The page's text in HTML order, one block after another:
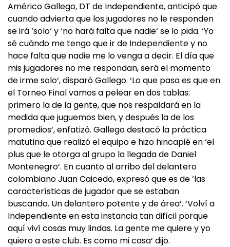
Américo Gallego, DT de Independiente, anticipó que
cuando advierta que los jugadores no le responden
se irá ‘solo‘ y ‘no hará falta que nadie‘ se lo pida. ‘Yo
sé cuándo me tengo que ir de Independiente y no
hace falta que nadie me lo venga a decir. El día que
mis jugadores no me respondan, será el momento
de irme solo‘, disparó Gallego. ‘Lo que pasa es que en
el Torneo Final vamos a pelear en dos tablas:
primero la de la gente, que nos respaldará en la
medida que juguemos bien, y después la de los
promedios‘, enfatizó. Gallego destacó la práctica
matutina que realizó el equipo e hizo hincapié en ‘el
plus que le otorga al grupo la llegada de Daniel
Montenegro‘. En cuanto al arribo del delantero
colombiano Juan Caicedo, expresó que es de ‘las
características de jugador que se estaban
buscando. Un delantero potente y de área‘. ‘Volví a
Independiente en esta instancia tan difícil porque
aquí viví cosas muy lindas. La gente me quiere y yo
quiero a este club. Es como mi casa‘ dijo.